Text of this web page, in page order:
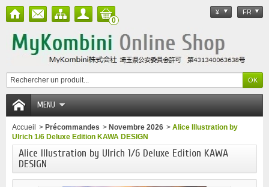
¥ FR
0
MENU
Accueil > Précommandes > Novembre 2026 > Alice Illustration by
Ulrich 1/6 Deluxe Edition KAWA DESIGN
Alice Illustration by Ulrich 1/6 Deluxe Edition KAWA
DESIGN